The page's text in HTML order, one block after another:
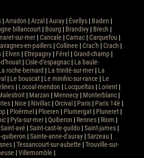
|Arradon |Arzal |Auray| Évellys| Baden |
billancourt| Bourg | Brandivy| Brech |
sur-mer|Cancale |Carnac|Carquefou |
en-paillers|Collinee |Crac'h |Crach |
| Elven | Etrepagny| Férel |Grand-champ|
d'houat| L'isle-d'espagnac| La baule-
roche-bernard | La trinité-sur-mer| La
| Le bouscat| Le minihic-sur-rance | Le
| Locoal-mendon | Locqueltas| Lorient|
| Marzan | Mennecy| Monterblanc|
| Nice | Nivillac| Orcival | Paris| Paris 14è |
| Ploërmel | Ploeren | Plumergat| Pluneret|
| Pyla-sur-mer|Quiberon | Rennes| Riom |
Saint-avé |Saint-cast-le-guildo|Saint-james|
quiberon |Sainte-anne-d'auray|Sarzeau |
|Tessancourt-sur-aubette |Trouville-sur-
|Villemomble |